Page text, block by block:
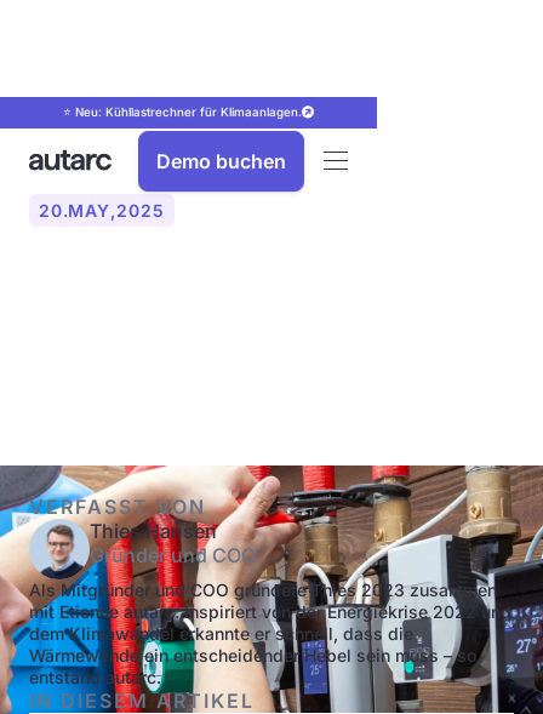
⭐ Neu: Kühllastrechner für Klimaanlagen.
Demo buchen
20.MAY,2025
VERFASST VON
Thies Hansen
Gründer und COO
Als Mitgründer und COO gründete Thies 2023 zusammen
mit Etienne autarc. Inspiriert von der Energiekrise 2022 und
dem Klimawandel erkannte er schnell, dass die
Wärmewende ein entscheidender Hebel sein muss – so
entstand autarc.
IN DIESEM ARTIKEL